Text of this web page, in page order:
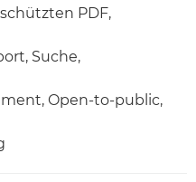
PDF,
Suche,
Open-to-public,